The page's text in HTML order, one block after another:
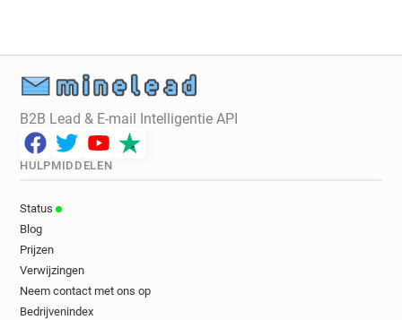
B2B Lead & E-mail Intelligentie API
HULPMIDDELEN
Status
Blog
Prijzen
Verwijzingen
Neem contact met ons op
Bedrijvenindex